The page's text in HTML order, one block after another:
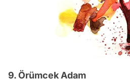
9. Örümcek Adam